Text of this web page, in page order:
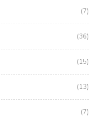
(7)
(36)
(15)
(13)
(7)